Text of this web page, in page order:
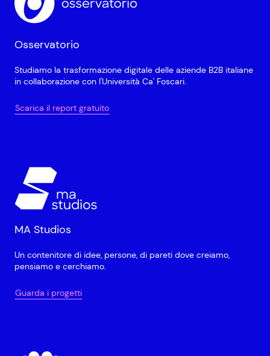
Osservatorio
Studiamo la trasformazione digitale delle aziende B2B italiane
in collaborazione con l'Università Ca' Foscari.
Scarica il report gratuito
MA Studios
Un contenitore di idee, persone, di pareti dove creiamo,
pensiamo e cerchiamo.
Guarda i progetti